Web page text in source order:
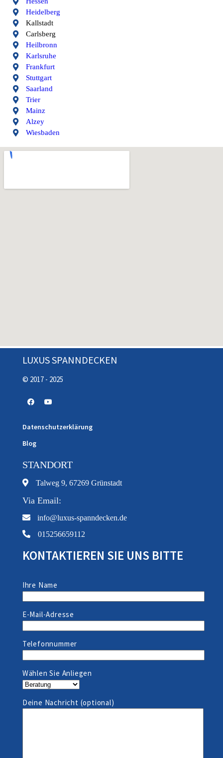
Heidelberg
Kallstadt
Carlsberg
Heilbronn
Karlsruhe
Frankfurt
Stuttgart
Saarland
Trier
Mainz
Alzey
Wiesbaden
LUXUS SPANNDECKEN
© 2017 - 2025
Datenschutzerklärung
Blog
STANDORT
Talweg 9, 67269 Grünstadt
Via Email:
info@luxus-spanndecken.de
015256659112
KONTAKTIEREN SIE UNS BITTE
Ihre Name
E-Mail-Adresse
Telefonnummer
Wählen Sie Anliegen
Deine Nachricht (optional)